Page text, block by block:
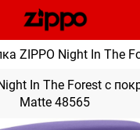
ZIPPO Night In The
In The Forest с
Matte 48565
зависят сроки доставки